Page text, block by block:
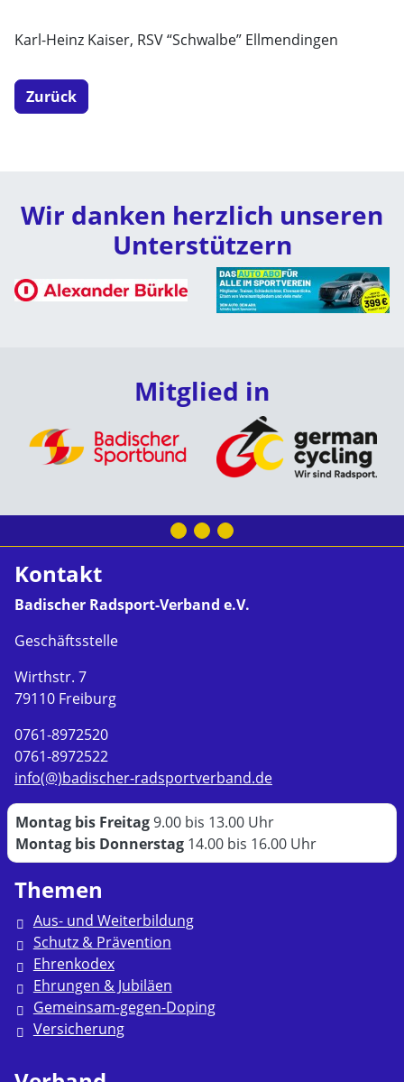
Karl-Heinz Kaiser, RSV “Schwalbe” Ellmendingen
Zurück
Wir danken herzlich unseren
Unterstützern
Mitglied in
Kontakt
Badischer Radsport-Verband e.V.
Geschäftsstelle
Wirthstr. 7
79110 Freiburg
0761-8972520
0761-8972522
info(@)badischer-radsportverband.de
Montag bis Freitag9.00 bis 13.00 Uhr
Montag bis Donnerstag 14.00 bis 16.00 Uhr
Themen
Aus- und Weiterbildung
Schutz & Prävention
Ehrenkodex
Ehrungen & Jubiläen
Gemeinsam-gegen-Doping
Versicherung